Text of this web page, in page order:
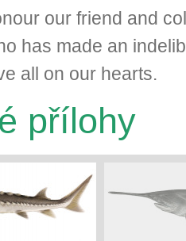
our friend and
has made an
all on our hearts.
přílohy